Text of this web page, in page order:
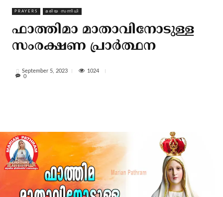
PRAYERS മരിയ സന്നിധി
ഫാത്തിമാ മാതാവിനോടുള്ള
സംരക്ഷണ പ്രാര്‍ത്ഥന
September 5, 2023
1024
0